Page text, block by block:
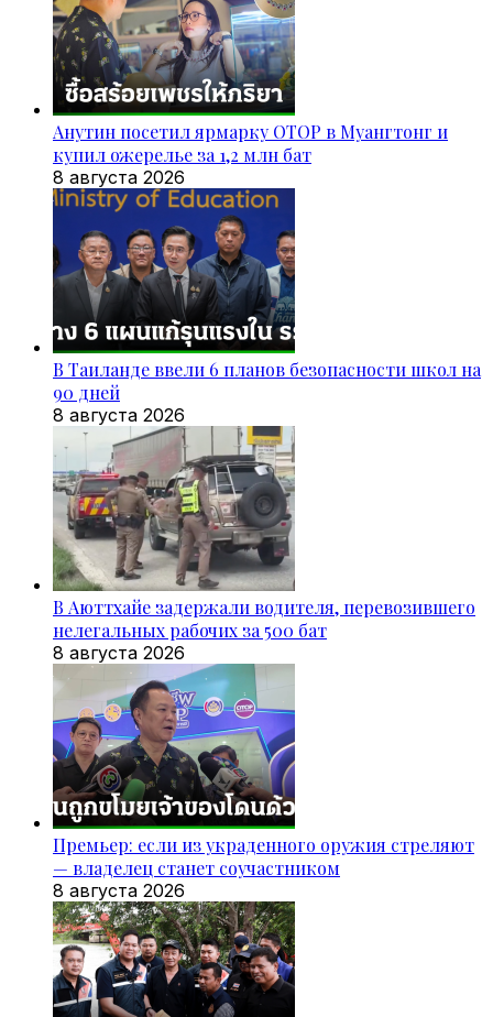
Анутин посетил ярмарку OTOP в Муангтонг и
купил ожерелье за 1,2 млн бат
8 августа 2026
В Таиланде ввели 6 планов безопасности школ на
90 дней
8 августа 2026
В Аюттхайе задержали водителя, перевозившего
нелегальных рабочих за 500 бат
8 августа 2026
Премьер: если из украденного оружия стреляют
— владелец станет соучастником
8 августа 2026